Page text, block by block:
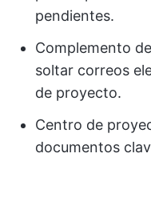
pendientes.
Complemento
soltar correos
de proyecto.
Centro de
documentos